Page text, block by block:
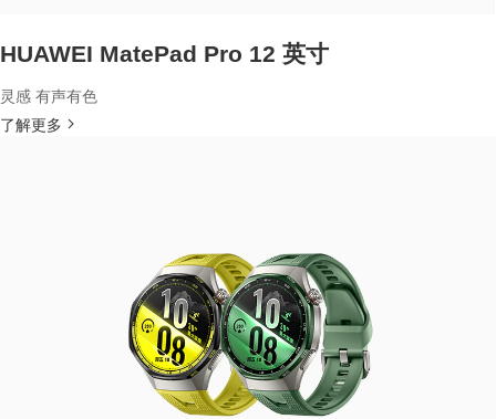
HUAWEI MatePad Pro 12 英寸
灵感 有声有色
了解更多